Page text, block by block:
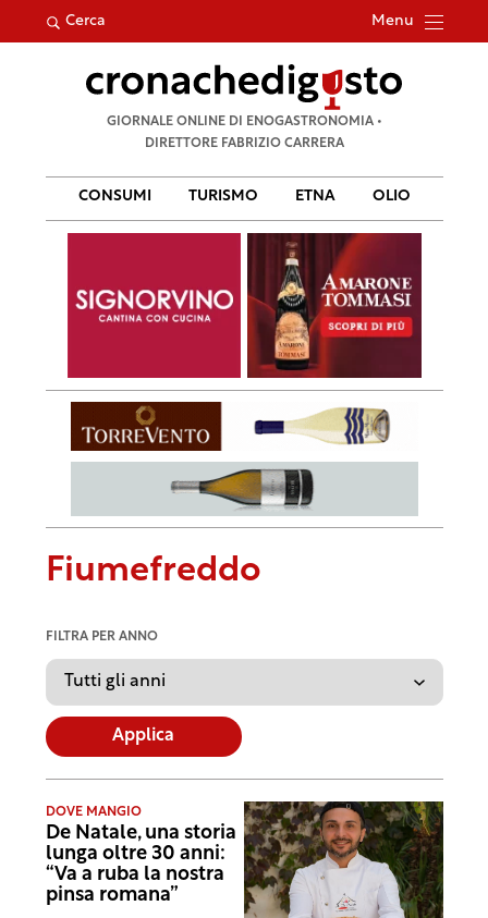
Cerca Menu
per:
GIORNALE ONLINE DI ENOGASTRONOMIA •
DIRETTORE FABRIZIO CARRERA
CONSUMI TURISMO ETNA OLIO
Fiumefreddo
FILTRA PER ANNO
Applica
DOVE MANGIO
De Natale, una storia
lunga oltre 30 anni:
“Va a ruba la nostra
pinsa romana”